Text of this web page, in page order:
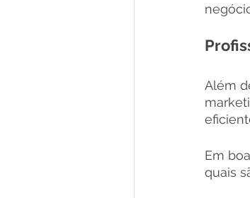
Além
Em
quais